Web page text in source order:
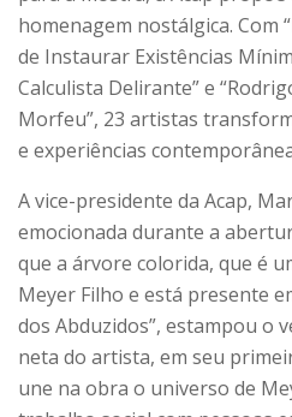
homenagem nostálgica. Com
de Instaurar Existências
Calculista Delirante” e
Morfeu”, 23 artistas
e experiências
A vice-presidente da Acap,
emocionada durante a
que a árvore colorida, que é
Meyer Filho e está presente
dos Abduzidos”, estampou o
neta do artista, em seu
une na obra o universo de